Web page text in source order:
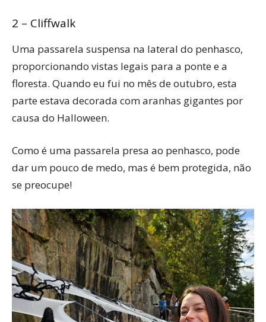
2 – Cliffwalk
Uma passarela suspensa na lateral do penhasco,
proporcionando vistas legais para a ponte e a
floresta. Quando eu fui no mês de outubro, esta
parte estava decorada com aranhas gigantes por
causa do Halloween.
Como é uma passarela presa ao penhasco, pode
dar um pouco de medo, mas é bem protegida, não
se preocupe!